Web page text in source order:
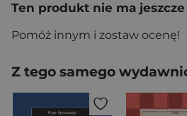
Ten produkt nie ma
Pomóż innym i zostaw ocenę!
Z tego samego